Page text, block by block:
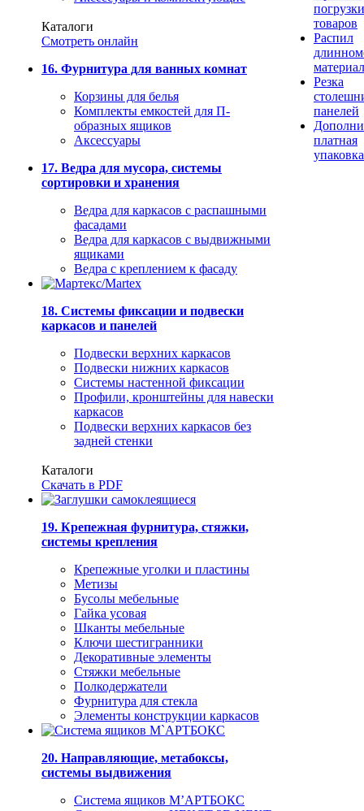
Каталоги
Смотреть онлайн
16. Фурнитура для ванных комнат
Корзины для белья
Комплекты емкостей для П-
образных ящиков
Аксессуары
17. Ведра для мусора, системы
сортировки и хранения
Ведра для каркасов с распашными
фасадами
Ведра для каркасов с выдвижными
ящиками
Ведра с креплением к фасаду
18. Системы фиксации и подвески
каркасов и панелей
Подвески верхних каркасов
Подвески нижних каркасов
Системы настенной фиксации
Профили, кронштейны для навески
каркасов
Подвески верхних каркасов без
задней стенки
Каталоги
Скачать в PDF
19. Крепежная фурнитура, стяжки,
системы крепления
Крепежные уголки и пластины
Метизы
Бусолы мебельные
Гайка усовая
Шканты мебельные
Ключи шестигранники
Декоративные элементы
Стяжки мебельные
Полкодержатели
Фурнитура для стекла
Элементы конструкции каркасов
20. Направляющие, метабоксы,
системы выдвижения
Система ящиков М’АРТБОКС
погрузки
товаров
Распил
Резка
панелей
платная
упаковка